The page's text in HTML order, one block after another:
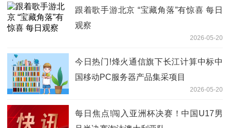
跟着歌手游北京 “宝藏角落”有惊喜 每日
观察
2026-05-20
今日热门!烽火通信旗下长江计算中标中
国移动PC服务器产品集采项目
2026-05-20
每日焦点!闯入亚洲杯决赛！中国U17男